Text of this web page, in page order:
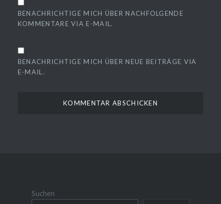
BENACHRICHTIGE MICH ÜBER NACHFOLGENDE
KOMMENTARE VIA E-MAIL.
BENACHRICHTIGE MICH ÜBER NEUE BEITRÄGE VIA
E-MAIL.
Suchen